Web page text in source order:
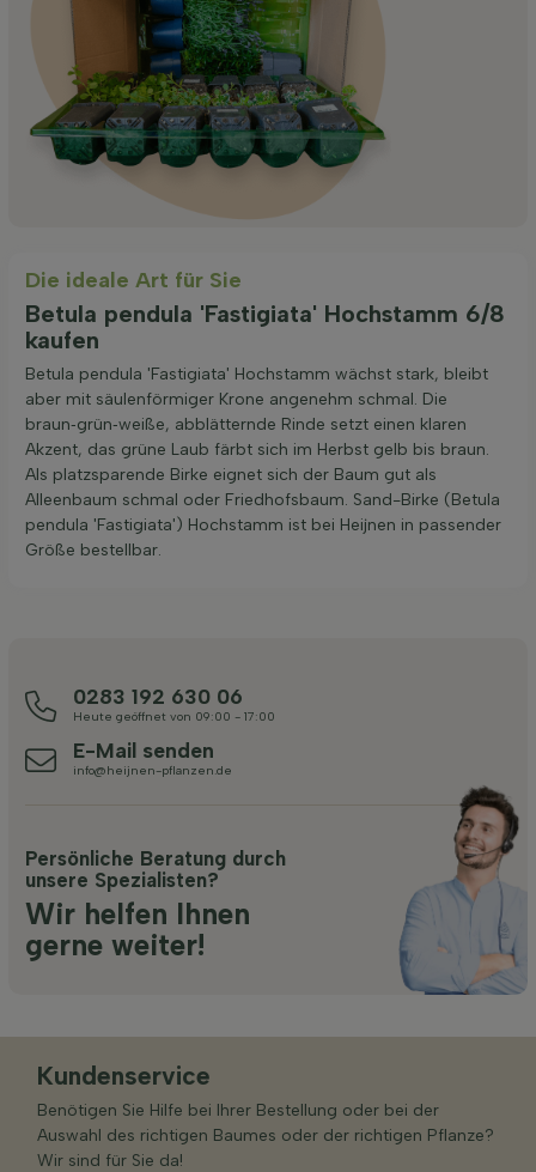
Die ideale Art für Sie
Betula pendula 'Fastigiata' Hochstamm 6/8
kaufen
Betula pendula 'Fastigiata' Hochstamm wächst stark, bleibt
aber mit säulenförmiger Krone angenehm schmal. Die
braun‑grün‑weiße, abblätternde Rinde setzt einen klaren
Akzent, das grüne Laub färbt sich im Herbst gelb bis braun.
Als platzsparende Birke eignet sich der Baum gut als
Alleenbaum schmal oder Friedhofsbaum. Sand-Birke (Betula
pendula 'Fastigiata') Hochstamm ist bei Heijnen in passender
Größe bestellbar.
0283 192 630 06
Heute geöffnet von 09:00 - 17:00
E-Mail senden
info@heijnen-pflanzen.de
Persönliche Beratung durch
unsere Spezialisten?
Wir helfen Ihnen
gerne weiter!
Kundenservice
Benötigen Sie Hilfe bei Ihrer Bestellung oder bei der
Auswahl des richtigen Baumes oder der richtigen Pflanze?
Wir sind für Sie da!